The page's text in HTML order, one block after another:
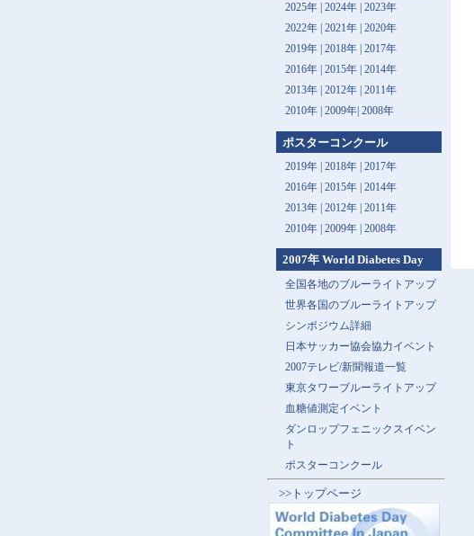
2025年| 2024年| 2023年
2022年| 2021年| 2020年
2019年| 2018年| 2017年
2016年| 2015年| 2014年
2013年 | 2012年| 2011年
2010年| 2009年| 2008年
ポスターコンクール
2019年 | 2018年 | 2017年
2016年 | 2015年 | 2014年
2013年 | 2012年 | 2011年
2010年 | 2009年 | 2008年
2007年 World Diabetes Day
全国各地のブルーライトアップ
世界各国のブルーライトアップ
シンポジウム詳細
日本サッカー協会協力イベント
2007テレビ/新聞報道一覧
東京タワーブルーライトアップ
血糖値測定イベント
ダンロップフェニックスイベン
ト
ポスターコンクール
>>トップページ